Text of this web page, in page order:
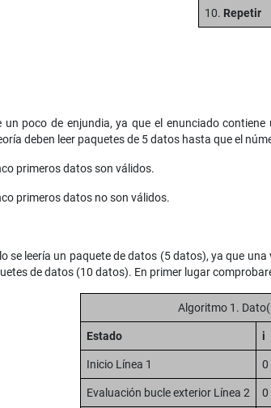
10. Repetir
un poco de enjundia, ya que el enunciado
deben leer paquetes de 5 datos hasta que el
primeros datos son válidos.
primeros datos no son válidos.
se leería un paquete de datos (5 datos), ya que
de datos (10 datos). En primer lugar
Algoritmo 1.
Estado i
Inicio Línea 1 0
Evaluación bucle exterior Línea 2 0